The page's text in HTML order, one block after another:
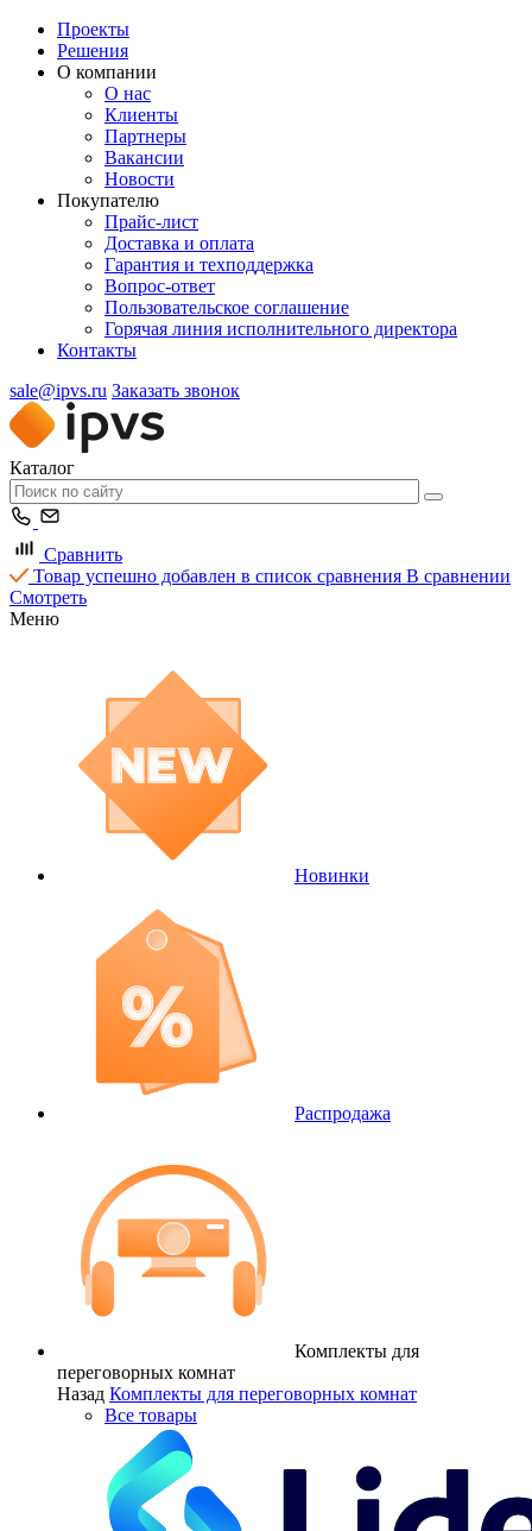
Проекты
Решения
О компании
О нас
Клиенты
Партнеры
Вакансии
Новости
Покупателю
Прайс-лист
Доставка и оплата
Гарантия и техподдержка
Вопрос-ответ
Пользовательское соглашение
Горячая линия исполнительного директора
Контакты
sale@ipvs.ru Заказать звонок
Каталог
Сравнить
Товар успешно добавлен в список сравнения В сравнении
Смотреть
Меню
Новинки
Распродажа
Комплекты для
переговорных комнат
Назад Комплекты для переговорных комнат
Все товары